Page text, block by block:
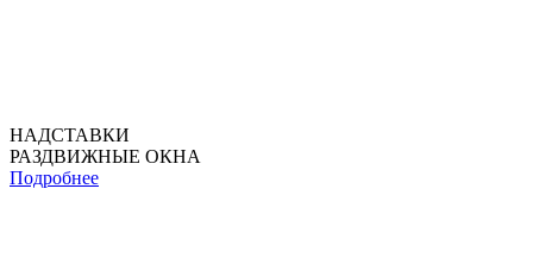
НАДСТАВКИ
РАЗДВИЖНЫЕ ОКНА
Подробнее